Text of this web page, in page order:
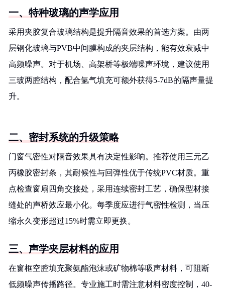
一、特种玻璃的声学应用
采用夹胶复合玻璃结构是提升隔音效果的首选方案。由两
层钢化玻璃与PVB中间膜构成的夹层结构，能有效衰减中
高频噪声。对于机场、高架桥等极端噪声环境，建议使用
三玻两腔结构，配合氩气填充可额外获得5-7dB的隔声量提
升。
二、密封系统的升级策略
门窗气密性对隔音效果具有决定性影响。推荐使用三元乙
丙橡胶密封条，其耐候性与回弹性优于传统PVC材质。重
点检查窗扇四角交接处，采用连续密封工艺，确保型材接
缝处的声桥效应最小化。每季度应进行气密性检测，当压
缩永久变形超过15%时需立即更换。
三、声学夹层材料的应用
在窗框空腔填充聚氨酯泡沫或矿物棉等吸声材料，可阻断
低频噪声传播路径。专业施工时需注意材料密度控制，40-